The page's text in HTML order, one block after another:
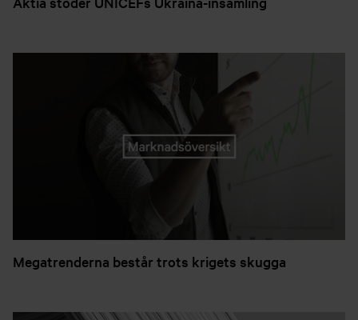
Megatrenderna består trots krigets skugga